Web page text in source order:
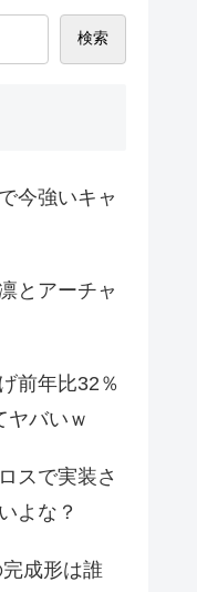
検索
今強いキャ
とアーチャ
前年比32％
バいｗ
スで実装さ
よな？
完成形は誰